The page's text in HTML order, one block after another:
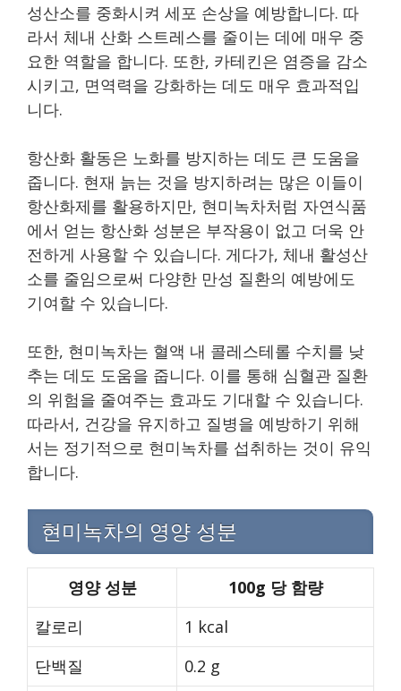
성산소를 중화시켜 세포 손상을 예방합니다. 따
라서 체내 산화 스트레스를 줄이는 데에 매우 중
요한 역할을 합니다. 또한, 카테킨은 염증을 감소
시키고, 면역력을 강화하는 데도 매우 효과적입
니다.
항산화 활동은 노화를 방지하는 데도 큰 도움을
줍니다. 현재 늙는 것을 방지하려는 많은 이들이
항산화제를 활용하지만, 현미녹차처럼 자연식품
에서 얻는 항산화 성분은 부작용이 없고 더욱 안
전하게 사용할 수 있습니다. 게다가, 체내 활성산
소를 줄임으로써 다양한 만성 질환의 예방에도
기여할 수 있습니다.
또한, 현미녹차는 혈액 내 콜레스테롤 수치를 낮
추는 데도 도움을 줍니다. 이를 통해 심혈관 질환
의 위험을 줄여주는 효과도 기대할 수 있습니다.
따라서, 건강을 유지하고 질병을 예방하기 위해
서는 정기적으로 현미녹차를 섭취하는 것이 유익
합니다.
현미녹차의 영양 성분
영양 성분
100g 당 함량
칼로리
1 kcal
단백질
0.2 g